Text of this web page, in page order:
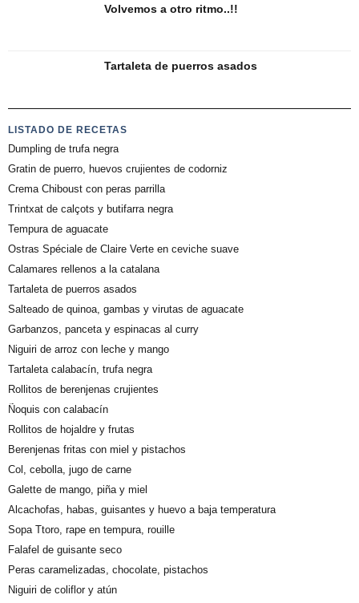
Volvemos a otro ritmo..!!
Tartaleta de puerros asados
LISTADO DE RECETAS
Dumpling de trufa negra
Gratin de puerro, huevos crujientes de codorniz
Crema Chiboust con peras parrilla
Trintxat de calçots y butifarra negra
Tempura de aguacate
Ostras Spéciale de Claire Verte en ceviche suave
Calamares rellenos a la catalana
Tartaleta de puerros asados
Salteado de quinoa, gambas y virutas de aguacate
Garbanzos, panceta y espinacas al curry
Niguiri de arroz con leche y mango
Tartaleta calabacín, trufa negra
Rollitos de berenjenas crujientes
Ñoquis con calabacín
Rollitos de hojaldre y frutas
Berenjenas fritas con miel y pistachos
Col, cebolla, jugo de carne
Galette de mango, piña y miel
Alcachofas, habas, guisantes y huevo a baja temperatura
Sopa Ttoro, rape en tempura, rouille
Falafel de guisante seco
Peras caramelizadas, chocolate, pistachos
Niguiri de coliflor y atún